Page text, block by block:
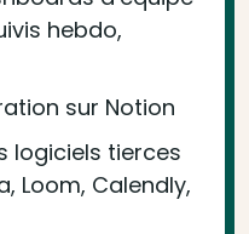
hebdo,
sur Notion
logiciels tierces
Loom, Calendly,